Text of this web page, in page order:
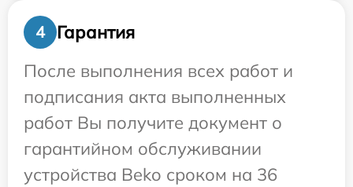
4
Гарантия
После выполнения всех работ и
подписания акта выполненных
работ Вы получите документ о
гарантийном обслуживании
устройства Beko сроком на 36